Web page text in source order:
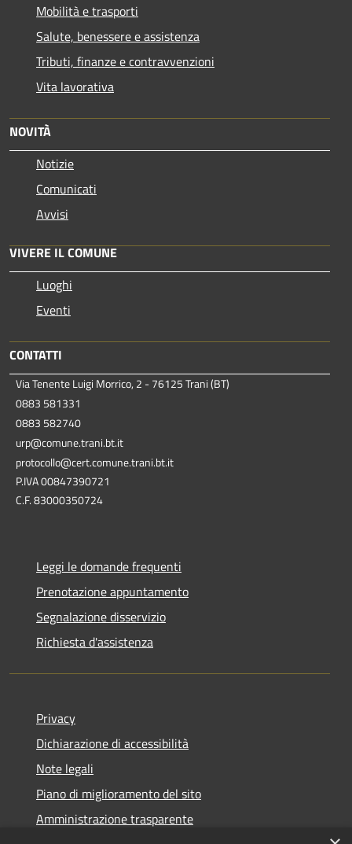
Mobilità e trasporti
Salute, benessere e assistenza
Tributi, finanze e contravvenzioni
Vita lavorativa
NOVITÀ
Notizie
Comunicati
Avvisi
VIVERE IL COMUNE
Luoghi
Eventi
CONTATTI
Via Tenente Luigi Morrico, 2 - 76125 Trani (BT)
0883 581331
0883 582740
urp@comune.trani.bt.it
protocollo@cert.comune.trani.bt.it
P.IVA 00847390721
C.F. 83000350724
Leggi le domande frequenti
Prenotazione appuntamento
Segnalazione disservizio
Richiesta d'assistenza
Privacy
Dichiarazione di accessibilità
Note legali
Piano di miglioramento del sito
Amministrazione trasparente